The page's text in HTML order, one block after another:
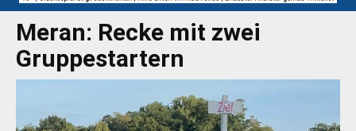
Meran: Recke mit zwei
Gruppestartern